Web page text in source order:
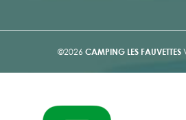
©2026 CAMPING LES FAUVETTES